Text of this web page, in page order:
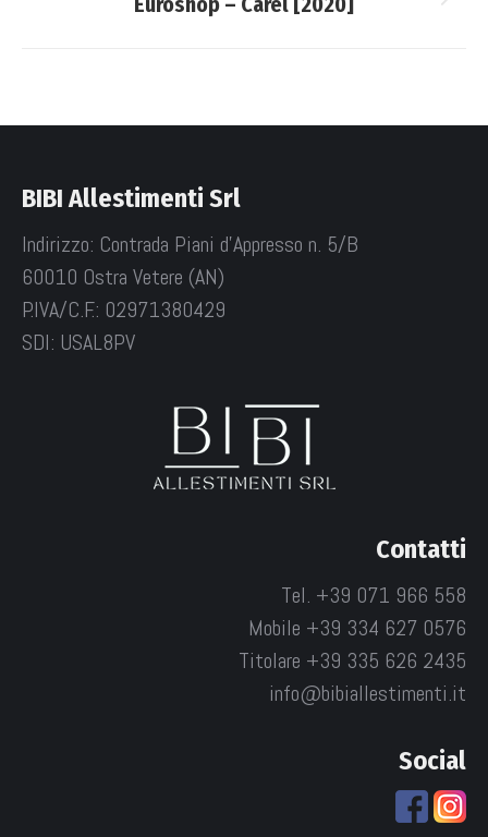
BIBI Allestimenti Srl
Indirizzo: Contrada Piani d'Appresso n. 5/B
60010 Ostra Vetere (AN)
P.IVA/C.F.: 02971380429
SDI: USAL8PV
Contatti
Tel. +39 071 966 558
Mobile +39 334 627 0576
Titolare +39 335 626 2435
info@bibiallestimenti.it
Social